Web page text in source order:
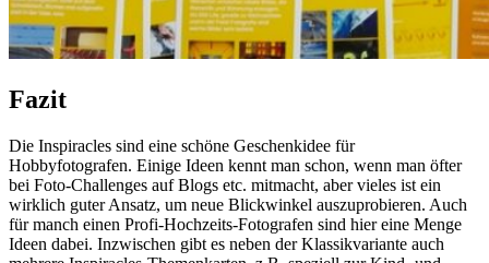
Fazit
Die Inspiracles sind eine schöne Geschenkidee für
Hobbyfotografen. Einige Ideen kennt man schon, wenn man öfter
bei Foto-Challenges auf Blogs etc. mitmacht, aber vieles ist ein
wirklich guter Ansatz, um neue Blickwinkel auszuprobieren. Auch
für manch einen Profi-Hochzeits-Fotografen sind hier eine Menge
Ideen dabei. Inzwischen gibt es neben der Klassikvariante auch